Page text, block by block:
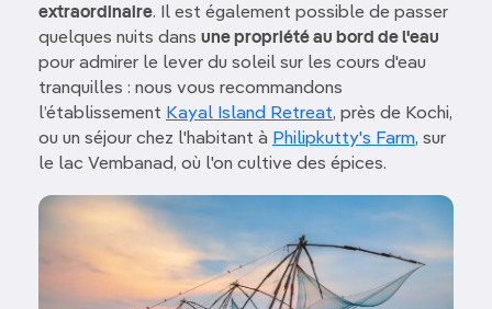
extraordinaire. Il est également possible de passer
quelques nuits dans une propriété au bord de l'eau
pour admirer le lever du soleil sur les cours d'eau
tranquilles : nous vous recommandons
l’établissement Kayal Island Retreat, près de Kochi,
ou un séjour chez l'habitant à Philipkutty's Farm, sur
le lac Vembanad, où l'on cultive des épices.
Image